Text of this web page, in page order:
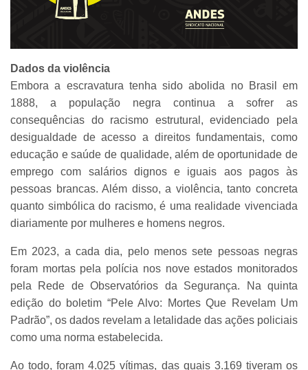
Dados da violência
Embora a escravatura tenha sido abolida no Brasil em
1888, a população negra continua a sofrer as
consequências do racismo estrutural, evidenciado pela
desigualdade de acesso a direitos fundamentais, como
educação e saúde de qualidade, além de oportunidade de
emprego com salários dignos e iguais aos pagos às
pessoas brancas. Além disso, a violência, tanto concreta
quanto simbólica do racismo, é uma realidade vivenciada
diariamente por mulheres e homens negros.
Em 2023, a cada dia, pelo menos sete pessoas negras
foram mortas pela polícia nos nove estados monitorados
pela Rede de Observatórios da Segurança. Na quinta
edição do boletim “Pele Alvo: Mortes Que Revelam Um
Padrão”, os dados revelam a letalidade das ações policiais
como uma norma estabelecida.
Ao todo, foram 4.025 vítimas, das quais 3.169 tiveram os